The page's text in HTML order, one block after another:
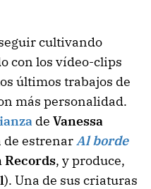
cultivando
con los vídeo-clips
últimos trabajos de
más personalidad.
de Vanessa
de estrenar Al borde
Records, y produce,
). Una de sus criaturas